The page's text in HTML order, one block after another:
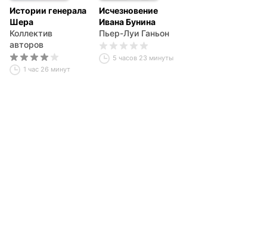
Истории генерала
Шера
Коллектив
авторов
1 час 26 минут
Исчезновение
Ивана Бунина
Пьер-Луи Ганьон
5 часов 23 минуты